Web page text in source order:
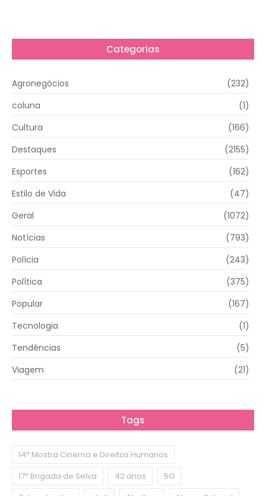
Categorias
Agronegócios
(232)
coluna
(1)
Cultura
(166)
Destaques
(2155)
Esportes
(162)
Estilo de Vida
(47)
Geral
(1072)
Notícias
(793)
Polícia
(243)
Política
(375)
Popular
(167)
Tecnologia
(1)
Tendências
(5)
Viagem
(21)
Tags
14ª Mostra Cinema e Direitos Humanos
17ª Brigada de Selva
42 anos
5G